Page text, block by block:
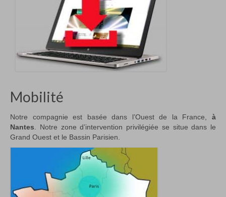
Mobilité
Notre compagnie est basée dans l’Ouest de la France, à
Nantes. Notre zone d’intervention privilégiée se situe dans le
Grand Ouest et le Bassin Parisien.